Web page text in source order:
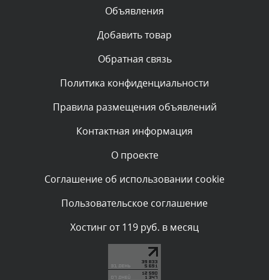
Комментарий проверяется
администратором.
Комментарий проверяется
администратором.
Комментарий проверяется
администратором.
Комментарий проверяется
Текст комментария будет виден после проверки
Объявления
Добавить товар
Обратная связь
Политика конфиденциальности
Правила размещения объявлений
Контактная информация
О проекте
Соглашение об использовании cookie
Пользовательское соглашение
Хостинг от 119 руб. в месяц